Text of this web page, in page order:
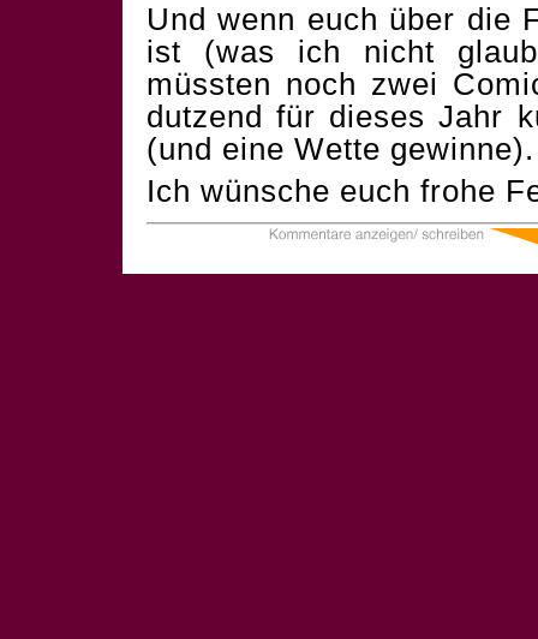
Und wenn euch über die
ist (was ich nicht
müssten noch zwei
dutzend für dieses Jahr
(und eine Wette
Ich wünsche euch frohe